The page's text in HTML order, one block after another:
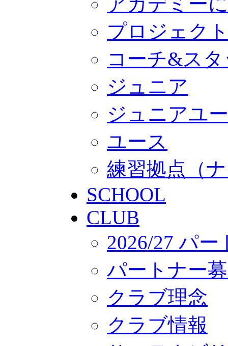
プロジェク
コーチ&ス
ジュニア
ジュニアユ
ユース
練習拠点（
SCHOOL
CLUB
2026/27 パ
パートナー
クラブ理念
クラブ情報